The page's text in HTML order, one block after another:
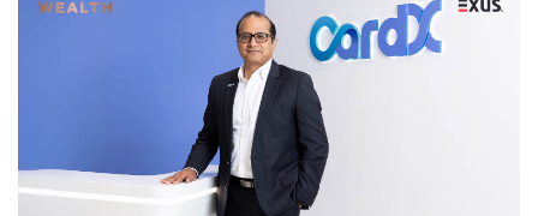
blood-boy/
https://www.bloomberg.com/news/articles/2023-05-2
2/bryan-johnson-s-anti-aging-blood-transfusion-invol
ves-dad-and-son
TAGS: Project Blueprint Anti-Aging
มหาเศรษฐี
Bryan Johnson